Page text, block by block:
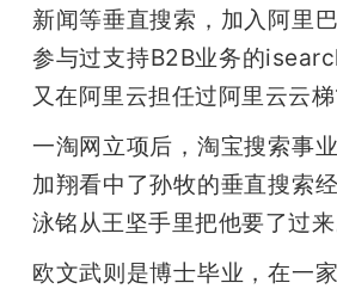
新闻等垂直搜索，加入阿里
参与过支持B2B业务的
又在阿里云担任过阿里云云梯
一淘网立项后，淘宝搜索事
加翔看中了孙牧的垂直搜索
泳铭从王坚手里把他要了过来
欧文武则是博士毕业，在一